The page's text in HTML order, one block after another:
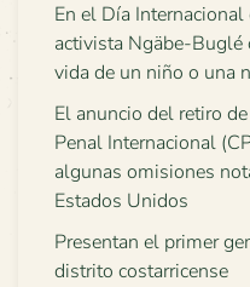
En el Día
activista Ngäbe-Buglé
vida de un niño o una
El anuncio del retiro
Penal Internacional
algunas omisiones
Estados Unidos
Presentan el primer
distrito costarricense